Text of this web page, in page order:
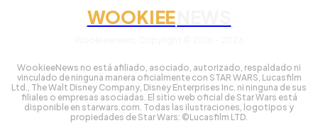
WOOKIEE
WookieeNews no está afiliado, asociado, autorizado, respaldado ni
vinculado de ninguna manera oficialmente con STAR WARS, Lucasfilm
Ltd., The Walt Disney Company, Disney Enterprises Inc. ni ninguna de sus
filiales o empresas asociadas. El sitio web oficial de Star Wars está
disponible en starwars.com. Todas las ilustraciones, logotipos y
propiedades de Star Wars: ©Lucasfilm LTD.